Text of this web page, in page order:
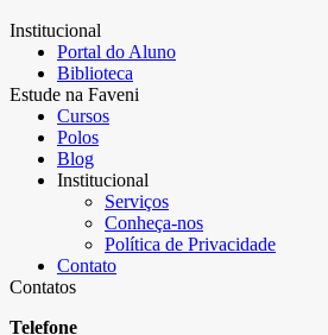
Institucional
Portal do Aluno
Biblioteca
Estude na Faveni
Cursos
Polos
Blog
Institucional
Serviços
Conheça-nos
Política de Privacidade
Contato
Contatos
Telefone